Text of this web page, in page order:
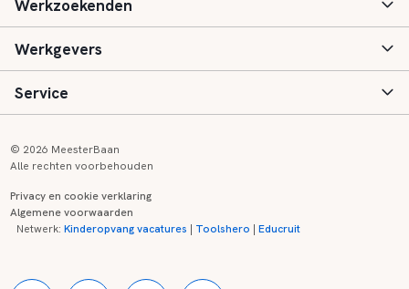
Basisonderwijs
Speciaal (basis) onderwijs
Voortgezet onderwijs
Kinderopvang
Werkzoekenden
Aanmelden
Vacatures
Zij-instroom informatie
Werkgevers
Inloggen
Registreren
Service
Onderwijs links
© 2026 MeesterBaan
Alle rechten voorbehouden
Privacy en cookie verklaring
Algemene voorwaarden
Netwerk:Kinderopvang vacatures | Toolshero |Educruit